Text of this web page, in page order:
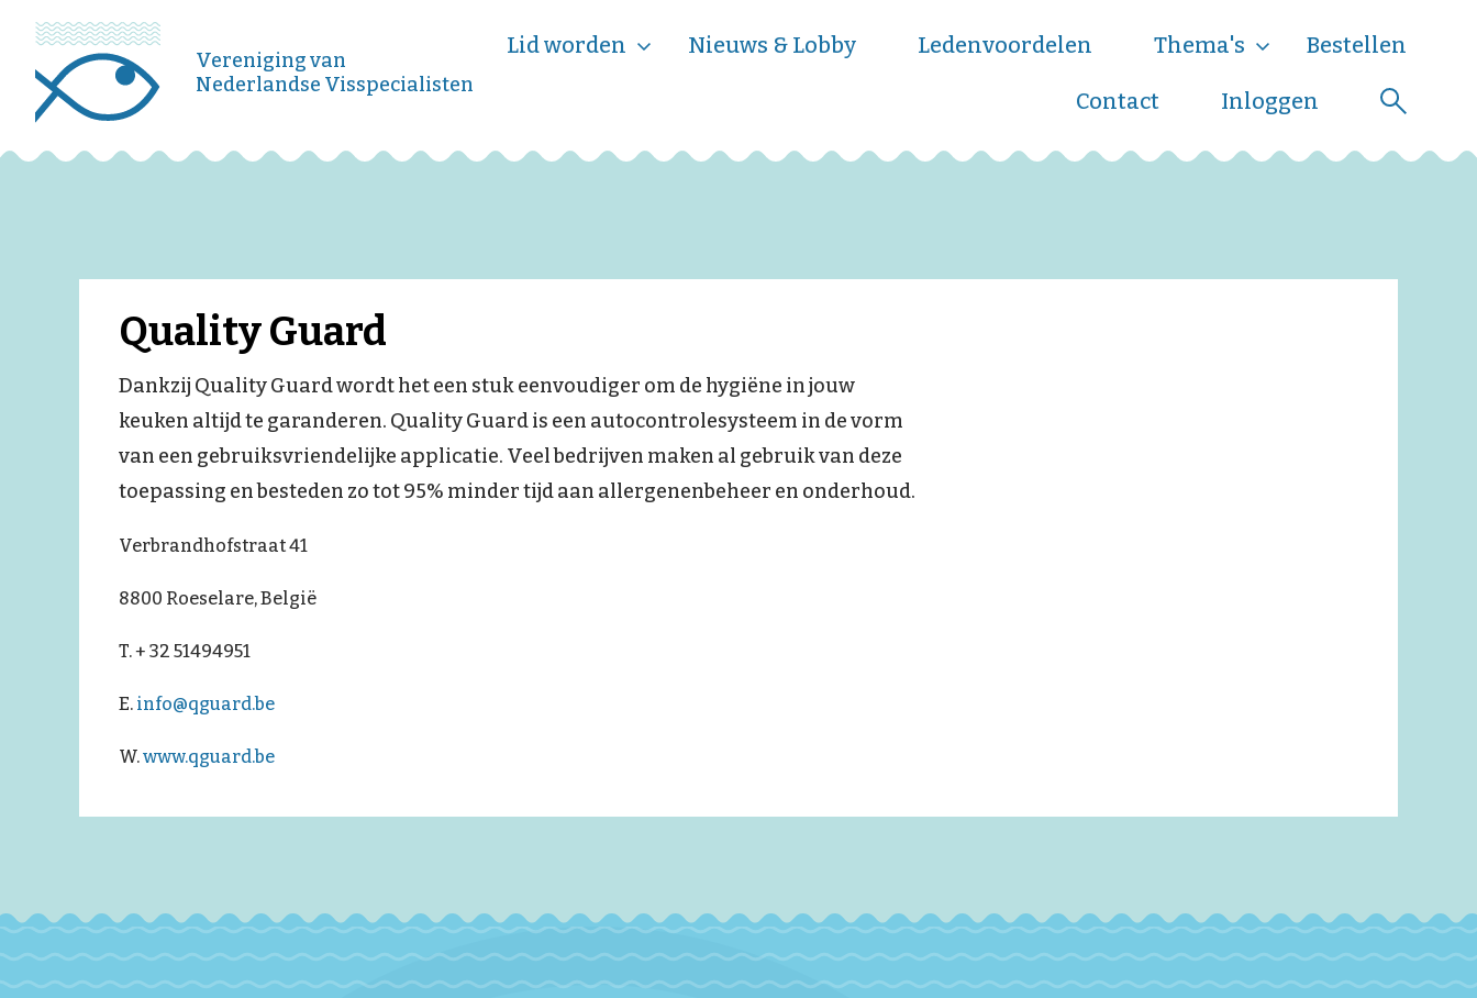
Vereniging van
Nederlandse Visspecialisten
Lid worden Nieuws & Lobby Ledenvoordelen Thema's Bestellen
Contact Inloggen
Quality Guard
Dankzij Quality Guard wordt het een stuk eenvoudiger om de hygiëne in jouw
keuken altijd te garanderen. Quality Guard is een autocontrolesysteem in de vorm
van een gebruiksvriendelijke applicatie. Veel bedrijven maken al gebruik van deze
toepassing en besteden zo tot 95% minder tijd aan allergenenbeheer en onderhoud.
Verbrandhofstraat 41
8800 Roeselare, België
T. + 32 51494951
E. info@qguard.be
W.www.qguard.be